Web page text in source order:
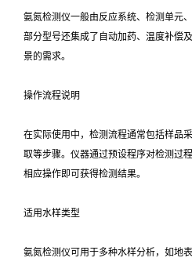
氨氮检测仪一般由反应系统、检测单元
部分型号还集成了自动加药、温度补偿
景的需求。
操作流程说明
在实际使用中，检测流程通常包括样品
取等步骤。仪器通过预设程序对检测过
相应操作即可获得检测结果。
适用水样类型
氨氮检测仪可用于多种水样分析，如地